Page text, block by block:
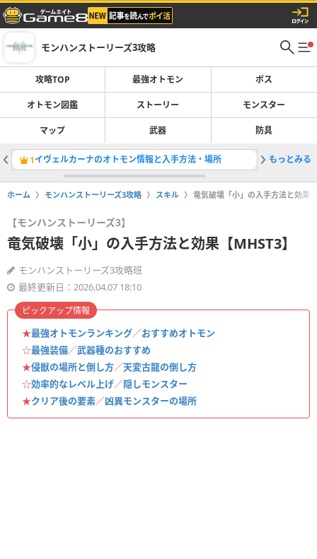
モンハンストーリーズ3攻略
攻略TOP 最強オトモン ボス
オトモン図鑑 ストーリー モンスター
マップ 武器 防具
1イヴェルカーナのオトモン情報と入手方法・場所 2ストー
もっとみる
ホーム モンハンストーリーズ3攻略 スキル 竜気破壊「小」の入手方法と効果
【モンハンストーリーズ3】
竜気破壊「小」の入手方法と効果【MHST3】
モンハンストーリーズ3攻略班
最終更新日：2026.04.07 18:10
★最強オトモンランキング／おすすめオトモン
☆最強装備／武器種のおすすめ
★侵獣の場所と倒し方／天変古龍の倒し方
☆効率的なレベル上げ／隠しモンスター
★クリア後の要素／凶異モンスターの場所
ピックアップ情報